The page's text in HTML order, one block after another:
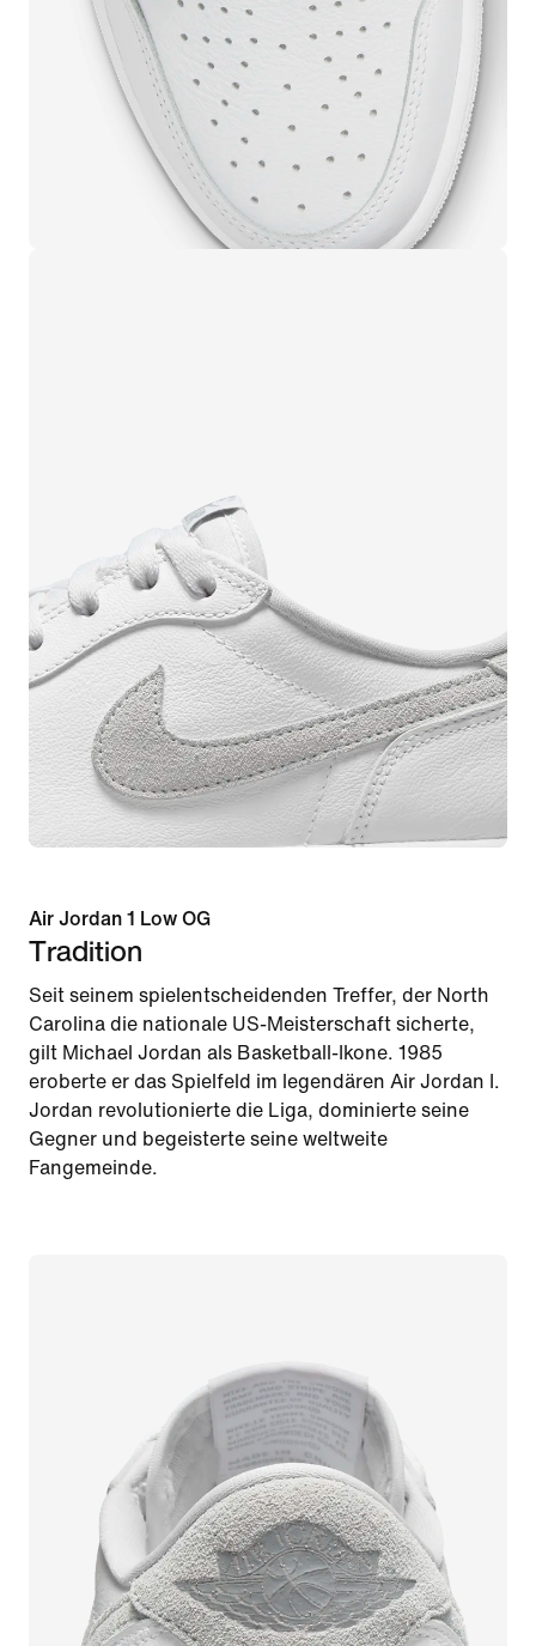
Air Jordan 1 Low OG
Tradition
Seit seinem spielentscheidenden Treffer, der North
Carolina die nationale US-Meisterschaft sicherte,
gilt Michael Jordan als Basketball-Ikone. 1985
eroberte er das Spielfeld im legendären Air Jordan I.
Jordan revolutionierte die Liga, dominierte seine
Gegner und begeisterte seine weltweite
Fangemeinde.